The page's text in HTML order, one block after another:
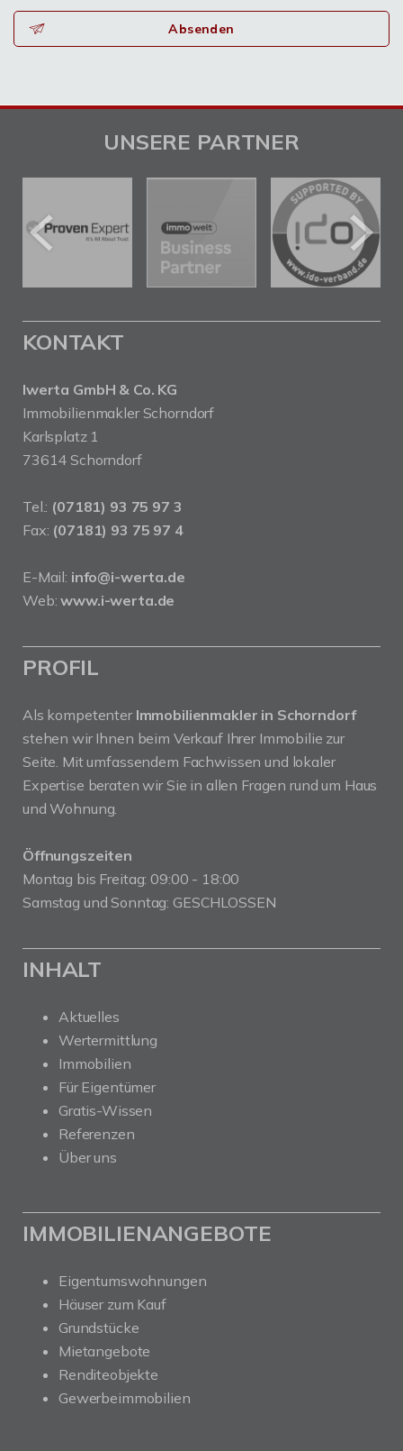
Absenden
UNSERE PARTNER
KONTAKT
Iwerta GmbH & Co. KG
Immobilienmakler Schorndorf
Karlsplatz 1
73614 Schorndorf
Tel.: (07181) 93 75 97 3
Fax: (07181) 93 75 97 4
E-Mail: info@i-werta.de
Web:www.i-werta.de
PROFIL
Als kompetenter Immobilienmakler in Schorndorf
stehen wir Ihnen beim Verkauf Ihrer Immobilie zur
Seite. Mit umfassendem Fachwissen und lokaler
Expertise beraten wir Sie in allen Fragen rund um Haus
und Wohnung.
Öffnungszeiten
Montag bis Freitag: 09:00 - 18:00
Samstag und Sonntag: GESCHLOSSEN
INHALT
Aktuelles
Wertermittlung
Immobilien
Für Eigentümer
Gratis-Wissen
Referenzen
Über uns
IMMOBILIENANGEBOTE
Eigentumswohnungen
Häuser zum Kauf
Grundstücke
Mietangebote
Renditeobjekte
Gewerbeimmobilien